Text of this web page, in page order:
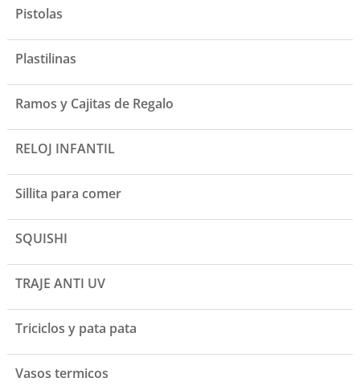
Pistolas
Plastilinas
Ramos y Cajitas de Regalo
RELOJ INFANTIL
Sillita para comer
SQUISHI
TRAJE ANTI UV
Triciclos y pata pata
Vasos termicos